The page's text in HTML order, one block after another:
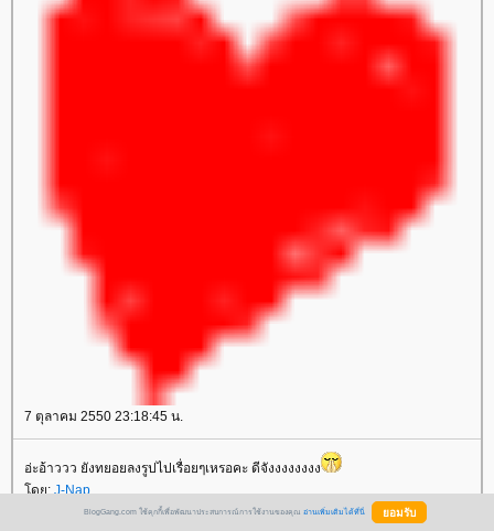
7 ตุลาคม 2550 23:18:45 น.
อ่ะอ้าววว ยังทยอยลงรูปไปเรื่อยๆเหรอคะ ดีจังงงงงงงง
โดย:J-Nap
BlogGang.com ใช้คุกกี้เพื่อพัฒนาประสบการณ์การใช้งานของคุณ อ่านเพิ่มเติมได้ที่นี่